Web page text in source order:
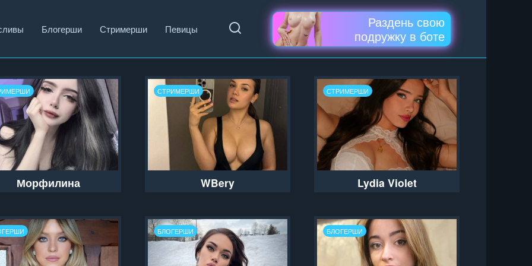
Блогерши Стримерши Певицы
Раздень свою
подружку в боте
Морфилина
СТРИМЕРШИ
WBery
СТРИМЕРШИ
Lydia Violet
БЛОГЕРШИ БЛОГЕРШИ